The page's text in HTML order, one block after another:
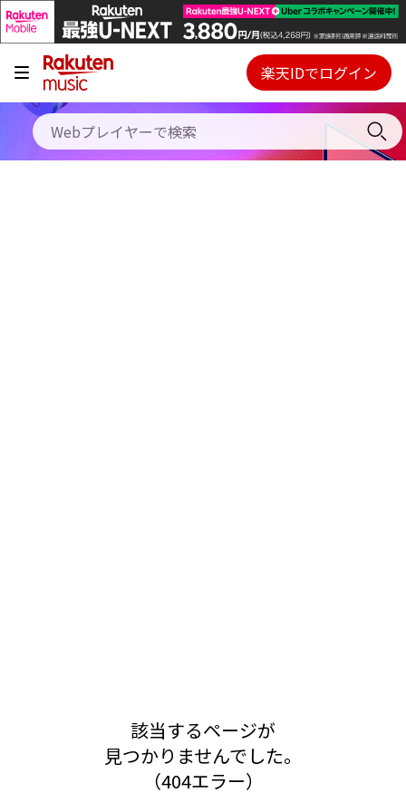
キャンペーン
料金プラン
使い方
Webプレイヤー
ご契約内容の確認・変更
楽天IDでログイン
該当するページが
見つかりませんでした。
（404エラー）